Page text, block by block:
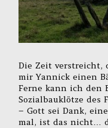
Die Zeit verstreicht,
mir Yannick einen
Ferne kann ich den
Sozialbauklötze des
– Gott sei Dank,
mal, ist das nicht…